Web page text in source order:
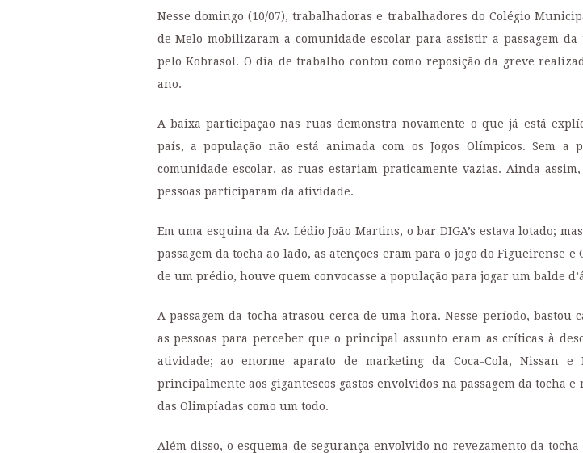
Nesse domingo (10/07), trabalhadoras e trabalhadores do Colégio
de Melo mobilizaram a comunidade escolar para assistir a passagem da
pelo Kobrasol. O dia de trabalho contou como reposição da greve
ano.
A baixa participação nas ruas demonstra novamente o que já está
país, a população não está animada com os Jogos Olímpicos. Sem a
comunidade escolar, as ruas estariam praticamente vazias. Ainda
pessoas participaram da atividade.
Em uma esquina da Av. Lédio João Martins, o bar DIGA’s estava lotado;
passagem da tocha ao lado, as atenções eram para o jogo do Figueirense e
de um prédio, houve quem convocasse a população para jogar um balde
A passagem da tocha atrasou cerca de uma hora. Nesse período, bastou
as pessoas para perceber que o principal assunto eram as críticas à
atividade; ao enorme aparato de marketing da Coca-Cola, Nissan e
principalmente aos gigantescos gastos envolvidos na passagem da tocha e
das Olimpíadas como um todo.
Além disso, o esquema de segurança envolvido no revezamento da